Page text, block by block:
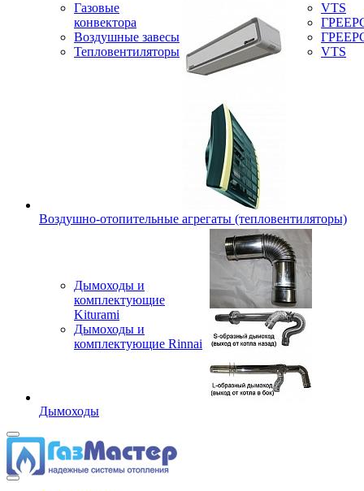
Газовые
конвектора
Воздушные завесы
Тепловентиляторы
VTS
VTS
Воздушно-отопительные агрегаты (тепловентиляторы)
Дымоходы и
комплектующие
Kiturami
Дымоходы и
комплектующие Rinnai
Дымоходы